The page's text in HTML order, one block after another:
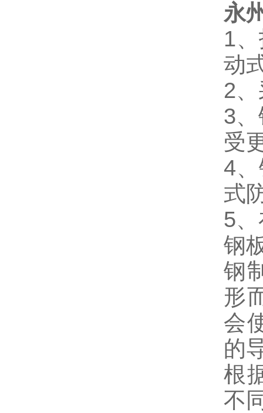
永
1
动
2
3
受
4
式
5
钢
钢
形
会
的
根
不